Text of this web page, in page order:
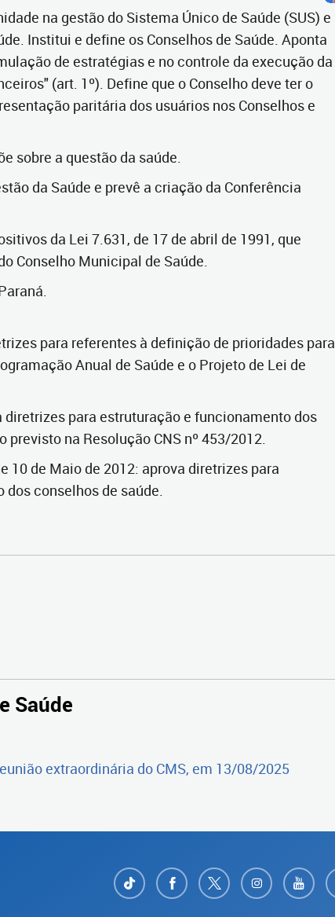
na gestão do Sistema Único de Saúde (SUS) e
Institui e define os Conselhos de Saúde. Aponta
de estratégias e no controle da execução da
(art. 1º). Define que o Conselho deve ter o
paritária dos usuários nos Conselhos e
sobre a questão da saúde.
da Saúde e prevê a criação da Conferência
da Lei 7.631, de 17 de abril de 1991, que
Conselho Municipal de Saúde.
para referentes à definição de prioridades para
Anual de Saúde e o Projeto de Lei de
diretrizes para estruturação e funcionamento dos
na Resolução CNS nº 453/2012.
10 de Maio de 2012: aprova diretrizes para
conselhos de saúde.
Saúde
extraordinária do CMS, em 13/08/2025